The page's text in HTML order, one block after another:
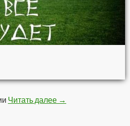
Читать далее Позитивчег
→